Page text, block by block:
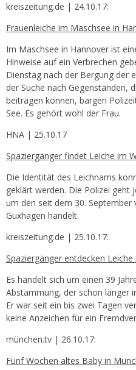
kreiszeitung.de | 24.10.17:
Frauenleiche im Maschsee in
Im Maschsee in Hannover ist
Hinweise auf ein Verbrechen
Dienstag nach der Bergung der
der Suche nach Gegenständen,
beitragen können, bargen
See. Es gehört wohl der Frau.
HNA | 25.10.17
Spaziergänger findet Leiche im
Die Identität des Leichnams
geklärt werden. Die Polizei geht
um den seit dem 30. September
Guxhagen handelt.
kreiszeitung.de | 25.10.17:
Spaziergänger entdecken Leiche
Es handelt sich um einen 39
Abstammung, der schon länger
Er war seit ein bis zwei Tagen
keine Anzeichen für ein
münchen.tv | 26.10.17:
Fünf Wochen altes Baby in